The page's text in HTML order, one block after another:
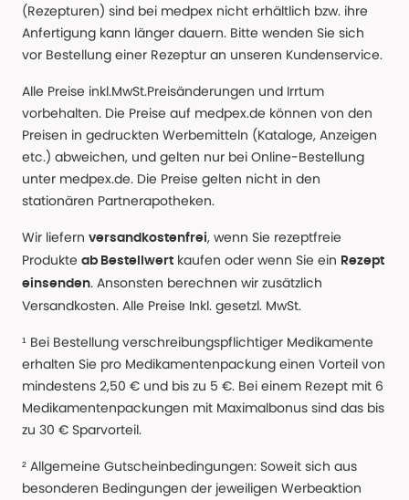
(Rezepturen) sind bei medpex nicht erhältlich bzw. ihre
Anfertigung kann länger dauern. Bitte wenden Sie sich
vor Bestellung einer Rezeptur an unseren Kundenservice.
Alle Preise inkl.MwSt.Preisänderungen und Irrtum
vorbehalten. Die Preise auf medpex.de können von den
Preisen in gedruckten Werbemitteln (Kataloge, Anzeigen
etc.) abweichen, und gelten nur bei Online-Bestellung
unter medpex.de. Die Preise gelten nicht in den
stationären Partnerapotheken.
Wir liefern versandkostenfrei, wenn Sie rezeptfreie
Produkte ab Bestellwert kaufen oder wenn Sie ein Rezept
einsenden. Ansonsten berechnen wir zusätzlich
Versandkosten. Alle Preise Inkl. gesetzl. MwSt.
¹ Bei Bestellung verschreibungspflichtiger Medikamente
erhalten Sie pro Medikamentenpackung einen Vorteil von
mindestens 2,50 € und bis zu 5 €. Bei einem Rezept mit 6
Medikamentenpackungen mit Maximalbonus sind das bis
zu 30 € Sparvorteil.
² Allgemeine Gutscheinbedingungen: Soweit sich aus
besonderen Bedingungen der jeweiligen Werbeaktion